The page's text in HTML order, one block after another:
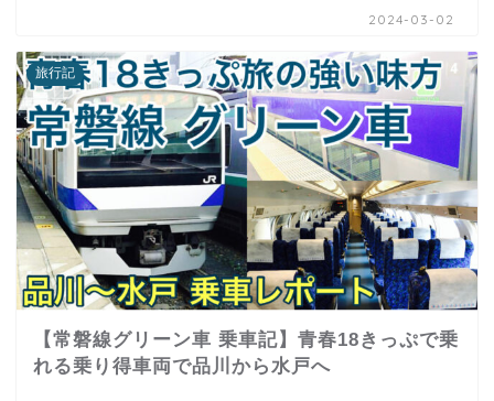
2024-03-02
旅行記
【常磐線グリーン車 乗車記】青春18きっぷで乗
れる乗り得車両で品川から水戸へ